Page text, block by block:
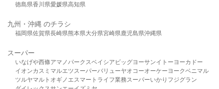
徳島県香川県愛媛県高知県
九州・沖縄 のチラシ
福岡県佐賀県長崎県熊本県大分県宮崎県鹿児島県沖縄県
スーパー
いなげや西條アマノパークスベイシア ビッグヨーサンイトーヨーカドー
イオンカスミ マルエツスーパーバリューヤオコーオーケー ヨークベニマル
ツルヤマルト オギノ エスマート ライフ業務スーパーいかり フジグラン